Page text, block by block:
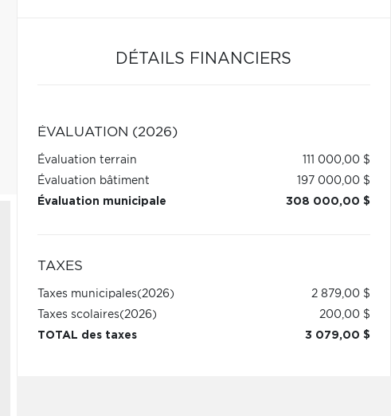
DÉTAILS FINANCIERS
ÉVALUATION (2026)
Évaluation terrain
111 000,00 $
Évaluation bâtiment
197 000,00 $
Évaluation municipale
308 000,00 $
TAXES
Taxes municipales(2026)
2 879,00 $
Taxes scolaires(2026)
200,00 $
TOTAL des taxes
3 079,00 $